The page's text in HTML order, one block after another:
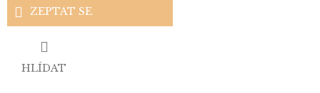
ZEPTAT SE
HLÍDAT